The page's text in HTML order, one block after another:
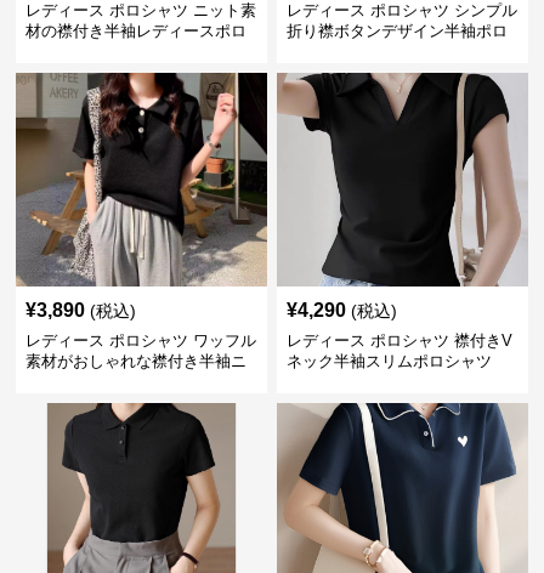
レディース ポロシャツ ニット素
材の襟付き半袖レディースポロ
レディース ポロシャツ シンプル
折り襟ボタンデザイン半袖ポロ
¥3,890 (税込)
レディース ポロシャツ ワッフル
素材がおしゃれな襟付き半袖ニ
¥4,290 (税込)
レディース ポロシャツ 襟付きV
ネック半袖スリムポロシャツ